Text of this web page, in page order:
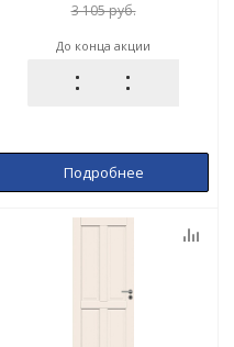
3 105 руб.
До конца акции
Подробнее